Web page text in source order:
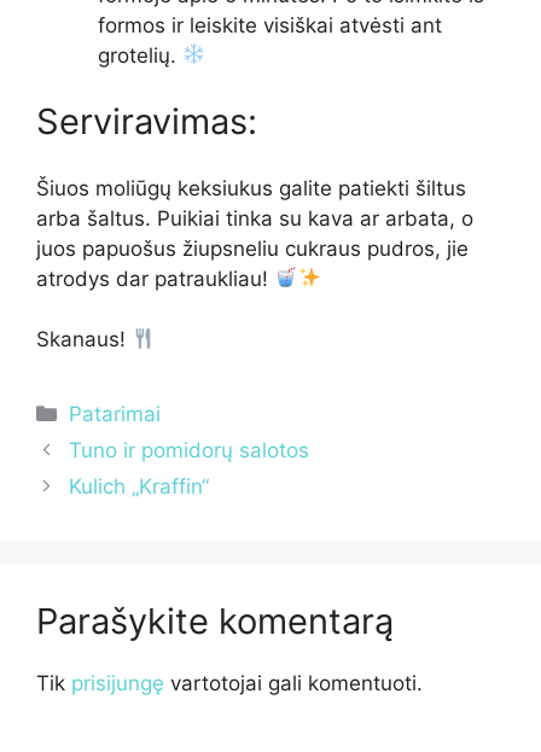
formos ir leiskite visiškai atvėsti ant
grotelių.
Serviravimas:
Šiuos moliūgų keksiukus galite patiekti šiltus
arba šaltus. Puikiai tinka su kava ar arbata, o
juos papuošus žiupsneliu cukraus pudros, jie
atrodys dar patraukliau!
Skanaus!
Kategorijos
Patarimai
Tuno ir pomidorų salotos
Kulich „Kraffin“
Parašykite komentarą
Tik prisijungę vartotojai gali komentuoti.